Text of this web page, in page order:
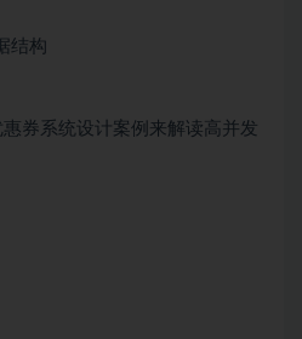
结构
券系统设计案例来解读高并发